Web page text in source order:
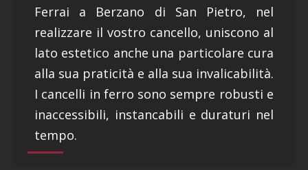
Ferrai a Berzano di San Pietro, nel
realizzare il vostro cancello, uniscono al
lato estetico anche una particolare cura
alla sua praticità e alla sua invalicabilità.
I cancelli in ferro sono sempre robusti e
inaccessibili, instancabili e duraturi nel
tempo.